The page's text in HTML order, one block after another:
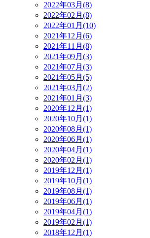
2022年03月(8)
2022年02月(8)
2022年01月(10)
2021年12月(6)
2021年11月(8)
2021年09月(3)
2021年07月(3)
2021年05月(5)
2021年03月(2)
2021年01月(3)
2020年12月(1)
2020年10月(1)
2020年08月(1)
2020年06月(1)
2020年04月(1)
2020年02月(1)
2019年12月(1)
2019年10月(1)
2019年08月(1)
2019年06月(1)
2019年04月(1)
2019年02月(1)
2018年12月(1)